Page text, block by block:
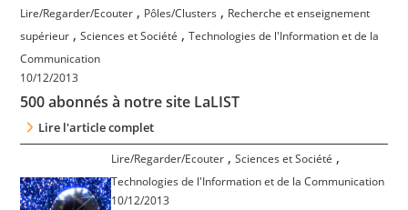
Nous suivre
Lire/Regarder/Ecouter , Pôles/Clusters , Recherche et enseignement
supérieur ,Sciences et Société ,Technologies de l'Information et de la
Communication
10/12/2013
500 abonnés à notre site LaLIST
Lire l'article complet
Lire/Regarder/Ecouter ,Sciences et Société ,
Technologies de l'Information et de la Communication
10/12/2013